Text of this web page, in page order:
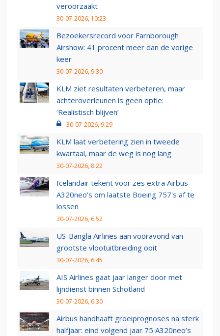
veroorzaakt
30-07-2026, 10:23
Bezoekersrecord voor Farnborough
Airshow: 41 procent meer dan de vorige
keer
30-07-2026, 9:30
KLM ziet resultaten verbeteren, maar
achteroverleunen is geen optie:
‘Realistisch blijven’
30-07-2026, 9:29
KLM laat verbetering zien in tweede
kwartaal, maar de weg is nog lang
30-07-2026, 8:22
Icelandair tekent voor zes extra Airbus
A320neo's om laatste Boeing 757's af te
lossen
30-07-2026, 6:52
US-Bangla Airlines aan vooravond van
grootste vlootuitbreiding ooit
30-07-2026, 6:45
AIS Airlines gaat jaar langer door met
lijndienst binnen Schotland
30-07-2026, 6:30
Airbus handhaaft groeiprognoses na sterk
halfjaar: eind volgend jaar 75 A320neo’s